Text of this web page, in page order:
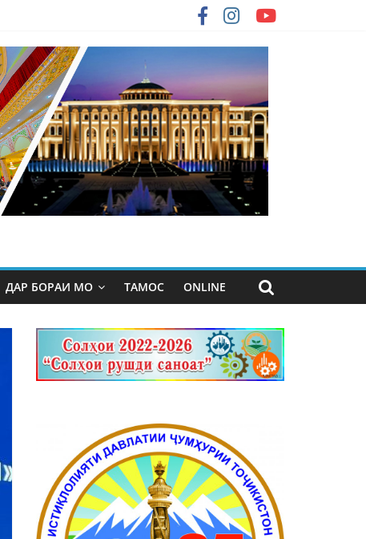
ДАР БОРАИ МО ТАМОС ONLINE